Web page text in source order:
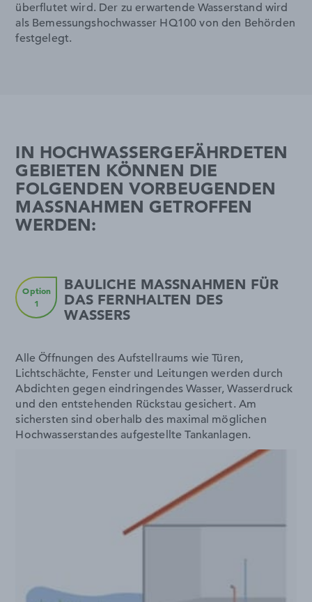
überflutet wird. Der zu erwartende Wasserstand wird
als Bemessungshochwasser HQ100 von den Behörden
festgelegt.
IN HOCHWASSERGEFÄHRDETEN
GEBIETEN KÖNNEN DIE
FOLGENDEN VORBEUGENDEN
MASSNAHMEN GETROFFEN W
ERDEN:
Option
1
BAULICHE MASSNAHMEN FÜR D
AS FERNHALTEN DES W
ASSERS
Alle Öffnungen des Aufstellraums wie Türen,
Lichtschächte, Fenster und Leitungen werden durch
Abdichten gegen eindringendes Wasser, Wasserdruck
und den entstehenden Rückstau gesichert. Am
sichersten sind oberhalb des maximal möglichen
Hochwasserstandes aufgestellte Tankanlagen.